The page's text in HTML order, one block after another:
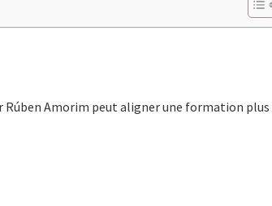
Rúben Amorim peut aligner une formation plus